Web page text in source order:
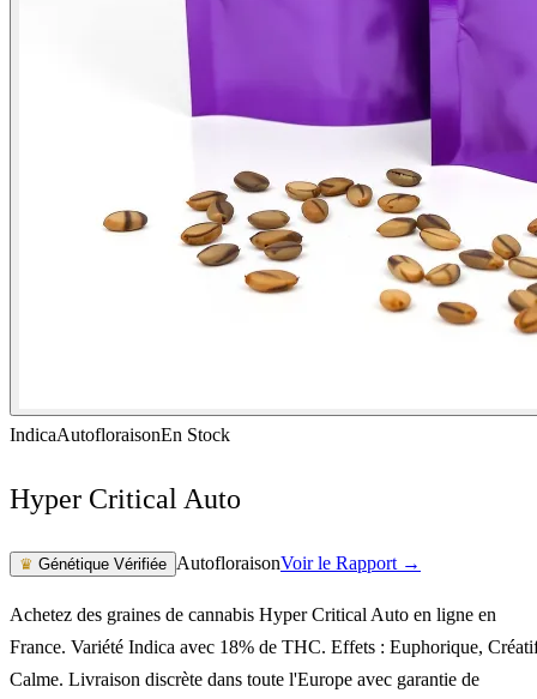
IndicaAutofloraisonEn Stock
Hyper Critical Auto
♛ Génétique Vérifiée AutofloraisonVoir le Rapport →
Achetez des graines de cannabis Hyper Critical Auto en ligne en
France. Variété Indica avec 18% de THC. Effets : Euphorique,
Calme. Livraison discrète dans toute l'Europe avec garantie de